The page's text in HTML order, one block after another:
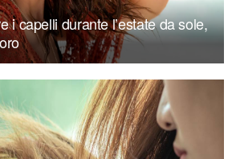
i capelli durante l’estate da sole,